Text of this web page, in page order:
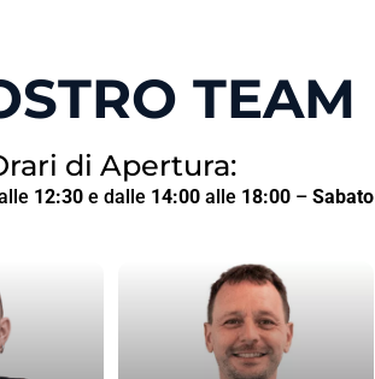
TEAM
di Apertura:
12:30e dalle 14:00alle 18:00– Sabato